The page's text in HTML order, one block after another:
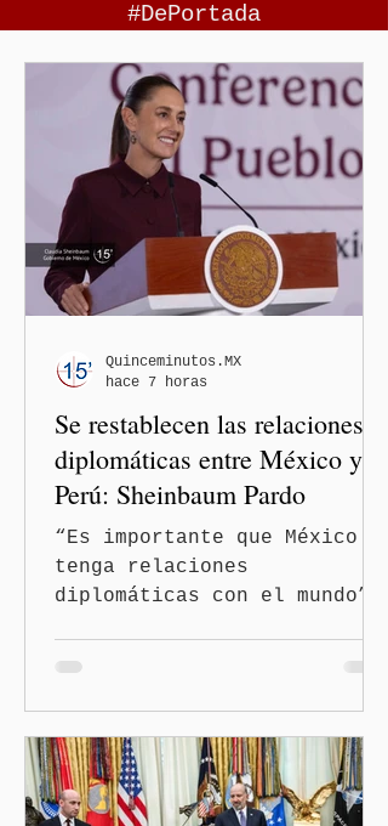
#DePortada
Se restablecen las relaciones
diplomáticas entre México y
Perú: Sheinbaum Pardo
“Es importante que México
tenga relaciones
diplomáticas con el mundo”,
Sheinbaum Pardo anunció el
restablecimiento de las
relaciones diplomáticas
entre los gobiernos de
Quinceminutos.MX
hace 7 horas